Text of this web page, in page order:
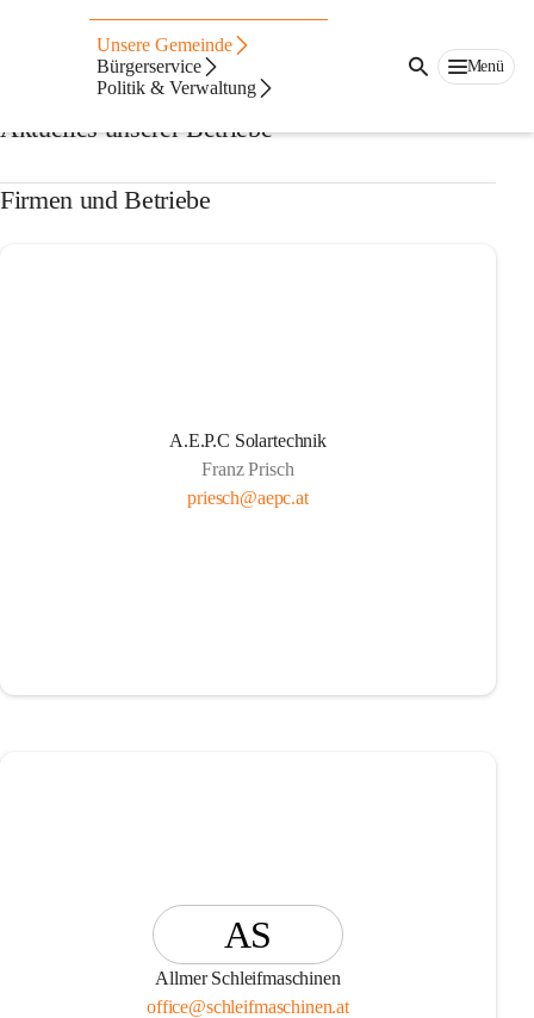
Unsere Gemeinde
Bürgerservice
Politik & Verwaltung
Menü
Firmen & Betriebe
Aktuelles unserer Betriebe
Firmen und Betriebe
A.E.P.C Solartechnik
Franz Prisch
priesch@aepc.at
AS
Allmer Schleifmaschinen
office@schleifmaschinen.at